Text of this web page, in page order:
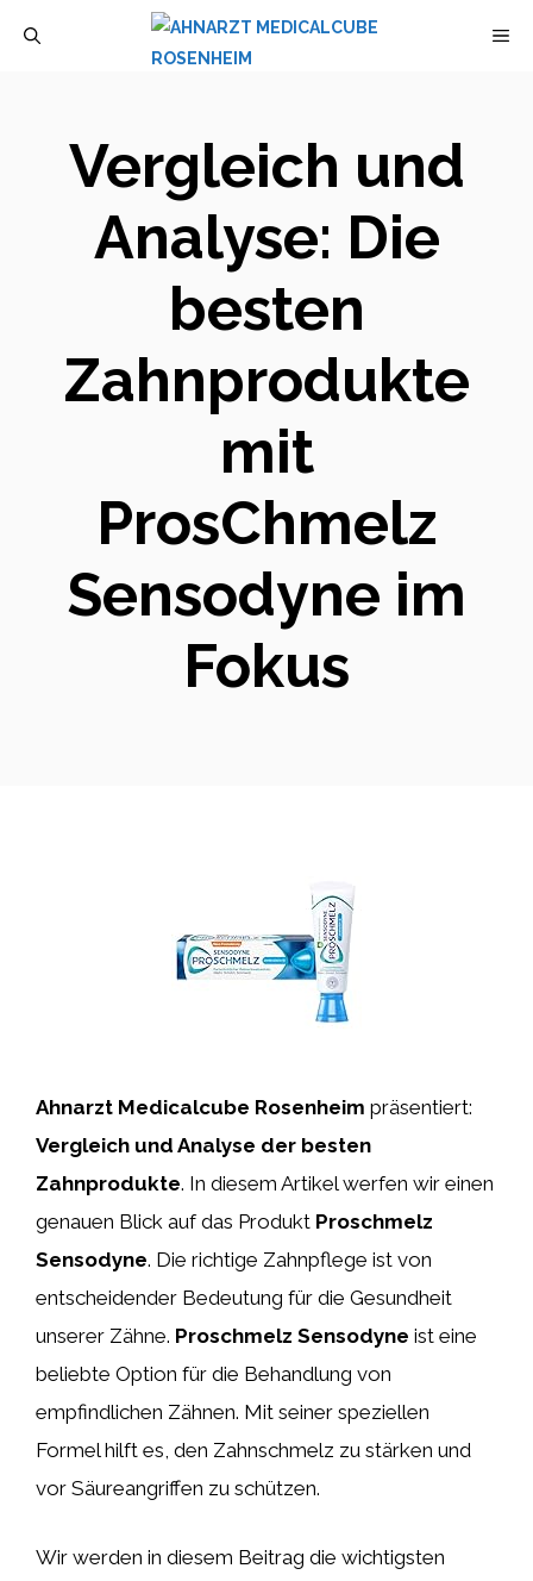
Vergleich und
Analyse: Die
besten
Zahnprodukte
mit
ProsChmelz
Sensodyne im
Fokus
Ahnarzt Medicalcube Rosenheim präsentiert:
Vergleich und Analyse der besten
Zahnprodukte. In diesem Artikel werfen wir einen
genauen Blick auf das Produkt Proschmelz
Sensodyne. Die richtige Zahnpflege ist von
entscheidender Bedeutung für die Gesundheit
unserer Zähne. Proschmelz Sensodyne ist eine
beliebte Option für die Behandlung von
empfindlichen Zähnen. Mit seiner speziellen
Formel hilft es, den Zahnschmelz zu stärken und
vor Säureangriffen zu schützen.
Wir werden in diesem Beitrag die wichtigsten